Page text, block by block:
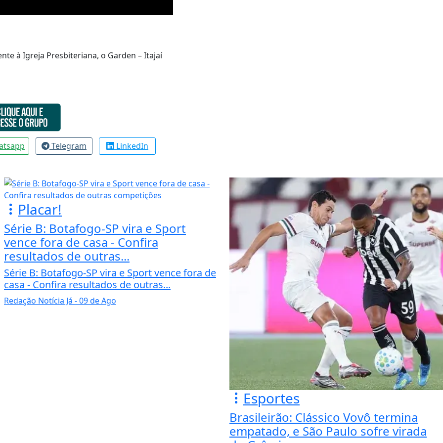
à Igreja Presbiteriana, o Garden – Itajaí
Telegram LinkedIn
Placar!
Série B: Botafogo-SP vira e Sport
vence fora de casa - Confira
resultados de outras...
Série B: Botafogo-SP vira e Sport vence fora de
casa - Confira resultados de outras...
Redação Notícia Já - 09 de Ago
Esportes
Brasileirão: Clássico Vovô termina
empatado, e São Paulo sofre virada